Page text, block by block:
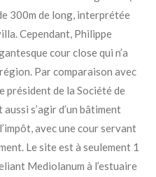
300m de long, interprétée
Cependant, Philippe
cour close qui n’a
Par comparaison avec
président de la Société de
aussi s’agird’un bâtiment
avec une cour servant
Le site est à seulement 1
Mediolanum à l’estuaire